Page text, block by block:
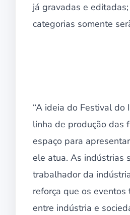
já gravadas e
categorias somente
“A ideia do Festival
linha de produção das
espaço para
ele atua. As indústrias
trabalhador da
reforça que os
entre indústria e